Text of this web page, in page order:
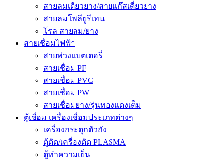
สายลมเดี่ยวยาง/สายแก๊สเดี่ยวยาง
สายลมโพลียูรีเทน
โรล สายลม/ยาง
สายเชื่อมไฟฟ้า
สายพ่วงแบตเตอรี่
สายเชื่อม PF
สายเชื่อม PVC
สายเชื่อม PW
สายเชื่อมยาง/รุ่นทองแดงเต็ม
ตู้เชื่อม เครื่องเชื่อมประเภทต่างๆ
เครื่องกระตุกตัวถัง
ตู้ตัด/เครื่องตัด PLASMA
ตู้ทำความเย็น